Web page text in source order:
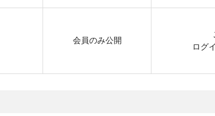
会員のみ公開
ログ